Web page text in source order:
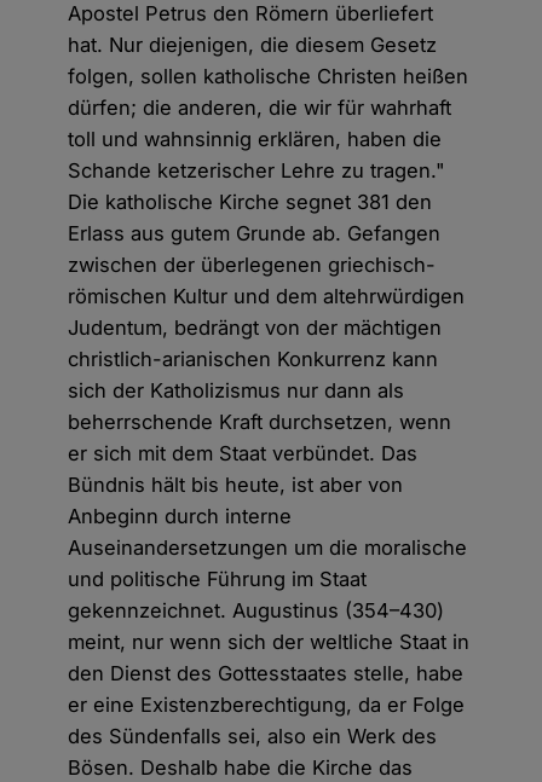
Apostel Petrus den Römern überliefert
hat. Nur diejenigen, die diesem Gesetz
folgen, sollen katholische Christen heißen
dürfen; die anderen, die wir für wahrhaft
toll und wahnsinnig erklären, haben die
Schande ketzerischer Lehre zu tragen."
Die katholische Kirche segnet 381 den
Erlass aus gutem Grunde ab. Gefangen
zwischen der überlegenen griechisch-
römischen Kultur und dem altehrwürdigen
Judentum, bedrängt von der mächtigen
christlich-arianischen Konkurrenz kann
sich der Katholizismus nur dann als
beherrschende Kraft durchsetzen, wenn
er sich mit dem Staat verbündet. Das
Bündnis hält bis heute, ist aber von
Anbeginn durch interne
Auseinandersetzungen um die moralische
und politische Führung im Staat
gekennzeichnet. Augustinus (354–430)
meint, nur wenn sich der weltliche Staat in
den Dienst des Gottesstaates stelle, habe
er eine Existenzberechtigung, da er Folge
des Sündenfalls sei, also ein Werk des
Bösen. Deshalb habe die Kirche das